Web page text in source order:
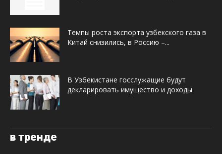
Темпы роста экспорта узбекского газа в
Китай снизились, в Россию –...
В Узбекистане госслужащие будут
декларировать имущество и доходы
в тренде